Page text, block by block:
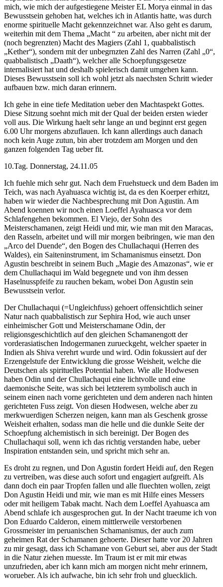
mich, wie mich der aufgestiegene Meister EL Morya einmal in das
Bewusstsein gehoben hat, welches ich in Atlantis hatte, was durch
enorme spirituelle Macht gekennzeichnet war. Also geht es darum,
weiterhin mit dem Thema „Macht “ zu arbeiten, aber nicht mit der
(noch begrenzten) Macht des Magiers (Zahl 1, quabbalistisch
„Kether“), sondern mit der unbegrnzten Zahl des Narren (Zahl „0“,
quabbalistisch „Daath“), welcher alle Schoepfungsgesetze
internalisiert hat und deshalb spielerisch damit umgehen kann.
Dieses Bewusstsein soll ich wohl jetzt als naechsten Schritt wieder
aufbauen bzw. mich daran erinnern.
Ich gehe in eine tiefe Meditation ueber den Machtaspekt Gottes.
Diese Sitzung soehnt mich mit der Qual der beiden ersten wieder
voll aus. Die Wirkung haelt sehr lange an und beginnt erst gegen
6.00 Uhr morgens abzuflauen. Ich kann allerdings auch danach
noch kein Auge zutun, bin aber trotzdem am Morgen und den
ganzen folgenden Tag ueber fit.
10.Tag. Donnerstag, 24.11.05
Ich fuehle mich sehr gut. Nach dem Fruehstueck und dem Baden im
Teich, was nach Ayahuasca wichtig ist, da es den Koerper erhitzt,
haben wir wieder die Nachbesprechung mit Don Agustin. Am
Abend koennen wir noch einen Loeffel Ayahuasca vor dem
Schlafengehen bekommen. El Viejo, der Sohn des
Meisterschamanen, zeigt Heidi und mir, wie man mit den Maracas,
den Rasseln, arbeitet und will mir morgen beibringen, wie man den
„Arco del Duende“, den Bogen des Chullachaqui (Herren des
Waldes), ein Saiteninstrument, im Schamanismus einsetzt. Don
Agustin beschreibt in seinem Buch „Magie des Amazonas“, wie er
dem Chullachaqui im Wald begegnete und von ihm dessen
Haselnusspfeife zu rauchen bekam, wobei Don Agustin sein
Bewusstsein verlor.
Der Chullachaqui (=Ungleichfuss) gehoert offensichtlich seiner
Natur nach quabbalistisch zur Sephira Hod, wie auch unser
einheimischer Gott und Meisterschamane Odin, der
religionsgeschichtlich auf den gleichen Schamanengott der
vorderasiatischen Indogermanen zurueckgeht, welcher spaeter in
Indien als Shiva verehrt wurde und wird. Odin fokussiert auf der
Erzengelstufe der Entwicklung die grosse Weisheit, welche die
Deutschen als spirituelles Potential haben. Wie alle Hodwesen
haben Odin und der Chullachaqui eine lichtvolle und eine
daemonische Seite, was sich bei letzterem symbolisch auch in
seinem einen nach vorne gerichteten und dem anderen nach hinten
gerichteten Fuss zeigt. Von diesen Hodwesen, welche aber zu
merkwuerdigen Scherzen neigen, kann man als Geschenk grosse
Weisheit erhalten, sodass man die helle und die dunkle Seite der
Schoepfung alchemistisch in sich bereinigt. Der Bogen des
Chullachaqui soll, wenn ich das richtig verstanden habe, ueber
Inspiration entstanden sein, und spricht mich sehr an.
Es droht zu regnen, und Don Agustin fordert Heidi auf, den Regen
zu vertreiben, was diese auch sofort und engagiert aufgreift. Als
dann doch ein paar Tropfen fallen und alle fluechten wollen, zeigt
Don Agustin Heidi und mir, wie man es mit Hilfe eines Messers
oder mit heiligem Tabak macht. Nach dem Loeffel Ayahuasca am
Abend schlafe ich ausgesprochen gut. In der Nacht traeume ich von
Don Eduardo Calderon, einem mittlerweile verstorbenen
Grossmeister im peruanischen Schamanismus, der auch zum
geheimen Rat der Schamanen gehoerte. Dieser hatte vor 20 Jahren
zu mir gesagt, dass ich Schamane von Geburt sei, aber aus der Stadt
in die Natur ziehen muesste. Im Traum ist er mit mir etwas
unzufrieden, aber ich kann mich am morgen nicht mehr erinnern,
worueber. Als ich aufwache, bin ich sehr froh und gluecklich.